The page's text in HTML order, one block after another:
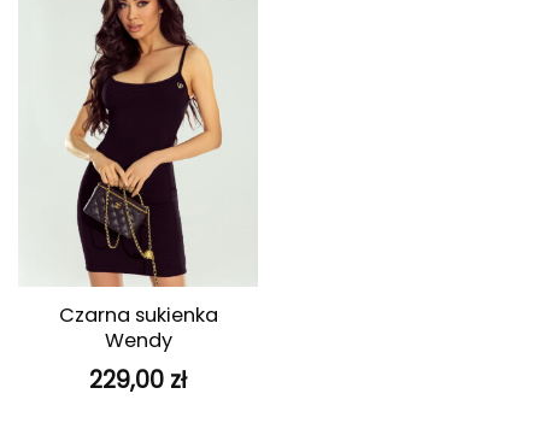
Dodaj do
ulubionych
Czarna sukienka
Wendy
229,00 zł